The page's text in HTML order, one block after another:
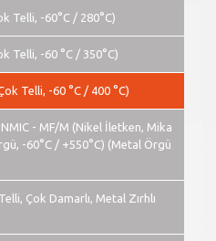
Telli, -60°C / 280°C)
Telli, -60 °C / 350°C)
Telli, -60 °C / 400 °C)
- MF/M (Nikel İletken, Mika
-60°C / +550°C) (Metal Örgü
Çok Damarlı, Metal Zırhlı